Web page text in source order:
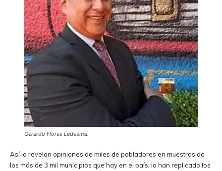
Gerardo Flores Ledesma.
Así lo revelan opiniones de miles de pobladores en muestras de
los más de 3 mil municipios que hay en el país; lo han replicado los